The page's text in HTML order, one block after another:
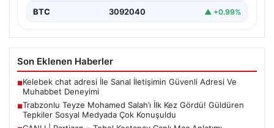
BTC 3092040 ▲ +0.99%
Son Eklenen Haberler
■Kelebek chat adresi İle Sanal İletişimin Güvenli Adresi Ve
Muhabbet Deneyimi
■Trabzonlu Teyze Mohamed Salah’ı İlk Kez Gördü! Güldüren
Tepkiler Sosyal Medyada Çok Konuşuldu